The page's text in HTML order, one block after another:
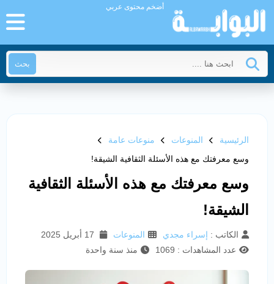
أضخم محتوى عربي
بحث
الرئيسية المنوعات
منوعات عامة
وسع معرفتك مع هذه الأسئلة الثقافية الشيقة!
وسع معرفتك مع هذه الأسئلة الثقافية
الشيقة!
الكاتب : إسراء مجدي المنوعات
عدد المشاهدات : 1069
منذ سنة واحدة